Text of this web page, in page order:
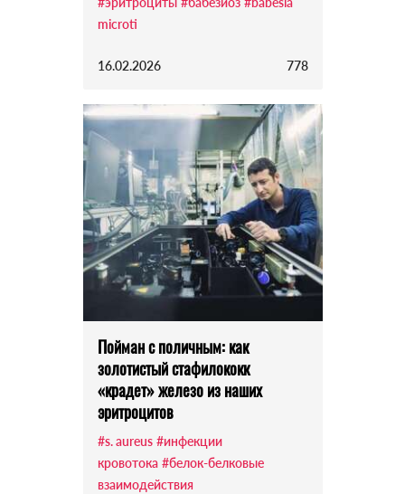
microti
16.02.2026 778
Пойман с поличным: как
золотистый стафилококк
«крадет» железо из наших
эритроцитов
#s. aureus #инфекции
кровотока #белок-белковые
взаимодействия